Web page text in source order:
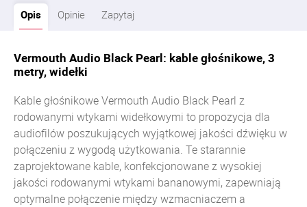
Opis Opinie Zapytaj
Vermouth Audio Black Pearl: kable głośnikowe, 3
metry, widełki
Kable głośnikowe Vermouth Audio Black Pearl z
rodowanymi wtykami widełkowymi to propozycja dla
audiofilów poszukujących wyjątkowej jakości dźwięku w
połączeniu z wygodą użytkowania. Te starannie
zaprojektowane kable, konfekcjonowane z wysokiej
jakości rodowanymi wtykami bananowymi, zapewniają
optymalne połączenie między wzmacniaczem a